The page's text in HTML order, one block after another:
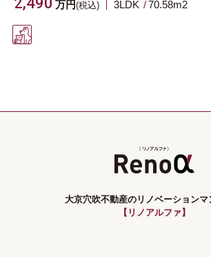
万円(税込) 3LDK 70.58m2
大京穴吹不動産のリノベーションマ
【リノアルファ】